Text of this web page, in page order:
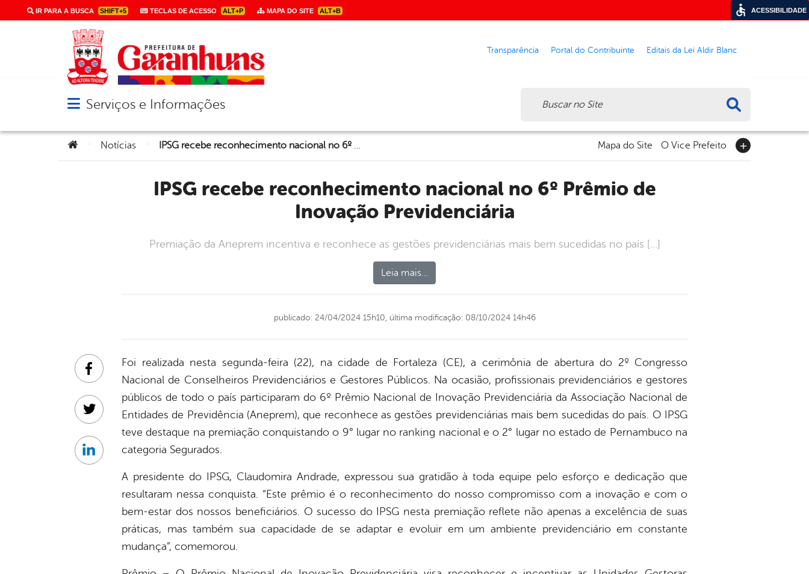
IR PARA A BUSCA SHIFT+5 TECLAS DE ACESSO ALT+P MAPA DO SITE ALT+B
Transparência Portal do Contribuinte Editais da Lei Aldir Blanc
Abrir menu principal de navegação
Serviços e Informações
Você está aqui:
Notícias IPSG recebe reconhecimento nacional no 6º Prêmio de Inovação Previdenciária Mapa do Site O Vice Prefeito
IPSG recebe reconhecimento nacional no 6º Prêmio de
Inovação Previdenciária
Premiação da Aneprem incentiva e reconhece as gestões previdenciárias mais bem sucedidas no país […]
Leia mais…
publicado: 24/04/2024 15h10, última modificação: 08/10/2024 14h46
Foi realizada nesta segunda-feira (22), na cidade de Fortaleza (CE), a cerimônia de abertura do 2º Congresso
Nacional de Conselheiros Previdenciários e Gestores Públicos. Na ocasião, profissionais previdenciários e gestores
públicos de todo o país participaram do 6º Prêmio Nacional de Inovação Previdenciária da Associação Nacional de
Entidades de Previdência (Aneprem), que reconhece as gestões previdenciárias mais bem sucedidas do país. O IPSG
teve destaque na premiação conquistando o 9° lugar no ranking nacional e o 2° lugar no estado de Pernambuco na
categoria Segurados.
A presidente do IPSG, Claudomira Andrade, expressou sua gratidão à toda equipe pelo esforço e dedicação que
resultaram nessa conquista. “Este prêmio é o reconhecimento do nosso compromisso com a inovação e com o
bem-estar dos nossos beneficiários. O sucesso do IPSG nesta premiação reflete não apenas a excelência de suas
práticas, mas também sua capacidade de se adaptar e evoluir em um ambiente previdenciário em constante
mudança”, comemorou.
Facebook
Twitter
Linkedin
ACESSIBILIDADE